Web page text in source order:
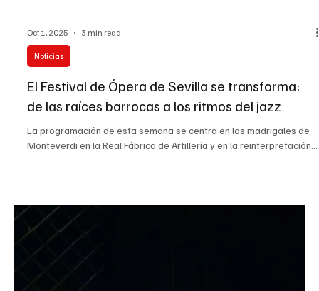
El Festival de Cine Europeo de Sevilla lanza
“Taller Escribiendo en Imágenes”, dirigido por
El Festival de Cine Europeo de Sevilla abre la convocatoria para el
Taller Escribiendo en Imágenes, dirigido por Pablo Berger en...